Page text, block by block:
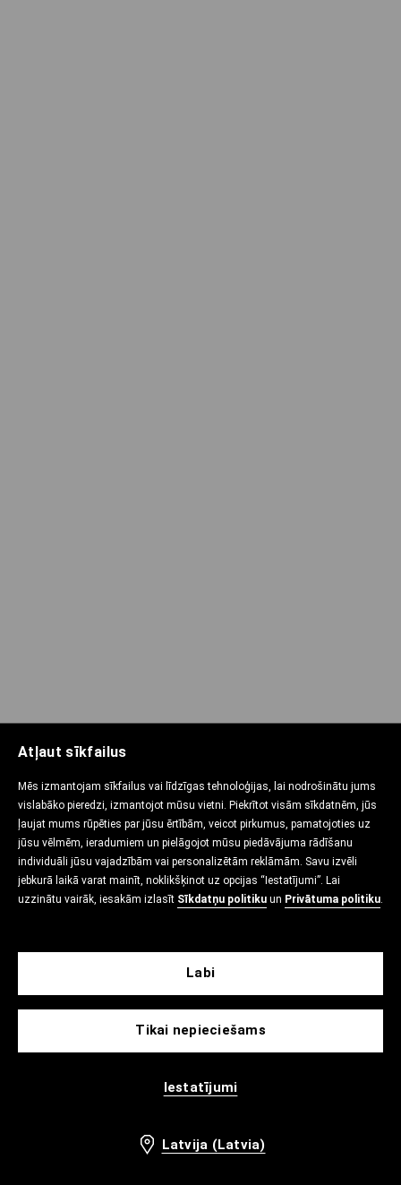
Atļaut sīkfailus
Mēs izmantojam sīkfailus vai līdzīgas tehnoloģijas, lai nodrošinātu jums
vislabāko pieredzi, izmantojot mūsu vietni. Piekrītot visām sīkdatnēm, jūs
ļaujat mums rūpēties par jūsu ērtībām, veicot pirkumus, pamatojoties uz
jūsu vēlmēm, ieradumiem un pielāgojot mūsu piedāvājuma rādīšanu
individuāli jūsu vajadzībām vai personalizētām reklāmām. Savu izvēli
jebkurā laikā varat mainīt, noklikšķinot uz opcijas “Iestatījumi”. Lai
uzzinātu vairāk, iesakām izlasīt Sīkdatņu politiku un Privātuma politiku.
Tikai nepieciešams
Iestatījumi
Labi
Latvija (Latvia)